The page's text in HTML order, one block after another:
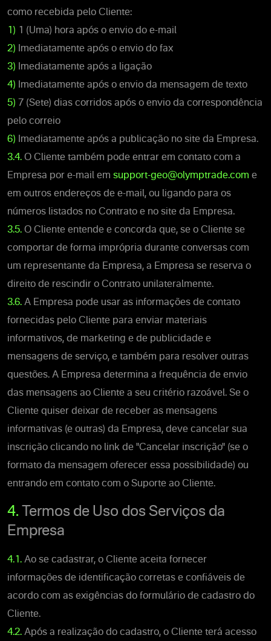
como recebida pelo Cliente:
1) 1 (Uma) hora após o envio do e-mail
2) Imediatamente após o envio do fax
3) Imediatamente após a ligação
4) Imediatamente após o envio da mensagem de texto
5) 7 (Sete) dias corridos após o envio da correspondência
pelo correio
6)
Imediatamente após a publicação no site da Empresa.
3.4. O Cliente também pode entrar em contato com a
Empresa por e-mail em support-geo@olymptrade.com e
em outros endereços de e-mail, ou ligando para os
números listados no Contrato e no site da Empresa.
3.5. O Cliente entende e concorda que, se o Cliente se
comportar de forma imprópria durante conversas com
um representante da Empresa, a Empresa se reserva o
direito de rescindir o Contrato unilateralmente.
3.6. A Empresa pode usar as informações de contato
fornecidas pelo Cliente para enviar materiais
informativos, de marketing e de publicidade e
mensagens de serviço, e também para resolver outras
questões. A Empresa determina a frequência de envio
das mensagens ao Cliente a seu critério razoável. Se o
Cliente quiser deixar de receber as mensagens
informativas (e outras) da Empresa, deve cancelar sua
inscrição clicando no link de "Cancelar inscrição" (se o
formato da mensagem oferecer essa possibilidade) ou
entrando em contato com o Suporte ao Cliente.
4. Termos de Uso dos Serviços da
Empresa
4.1. Ao se cadastrar, o Cliente aceita fornecer
informações de identificação corretas e confiáveis de
acordo com as exigências do formulário de cadastro do
Cliente.
4.2. Após a realização do cadastro, o Cliente terá acesso